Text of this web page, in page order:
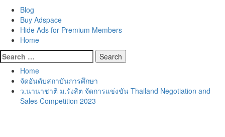
Primary
Menu
Blog
Buy Adspace
Hide Ads for Premium Members
Home
Search
for:
Home
จัดอันดับสถาบันการศึกษา
ว.นานาชาติ ม.รังสิต จัดการแข่งขัน Thailand Negotiation and
Sales Competition 2023